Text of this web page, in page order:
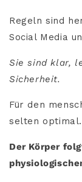
Regeln sind
Social Media
Sie sind klar,
Sicherheit.
Für den
selten optimal.
Der Körper